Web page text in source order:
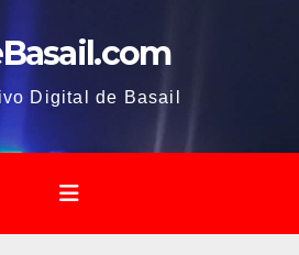
Digital de Basail